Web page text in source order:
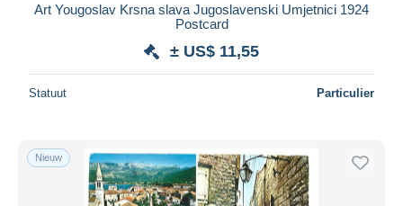
Art Yougoslav Krsna slava Jugoslavenski Umjetnici 1924
Postcard
± US$ 11,55
Statuut Particulier
Nieuw